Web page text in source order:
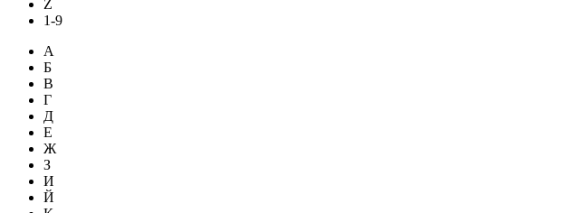
Z
1-9
А
Б
В
Г
Д
Е
Ж
З
И
Й